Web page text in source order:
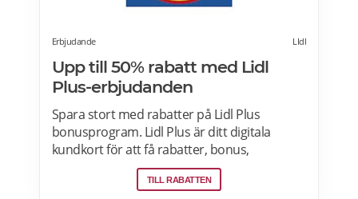
Erbjudande LIdl
Upp till 50% rabatt med Lidl
Plus-erbjudanden
Spara stort med rabatter på Lidl Plus
bonusprogram. Lidl Plus är ditt digitala
kundkort för att få rabatter, bonus,
skräddarsydda erbjudanden och mycket
mer varje vecka. Skanna ditt kort varje gång
TILL RABATTEN